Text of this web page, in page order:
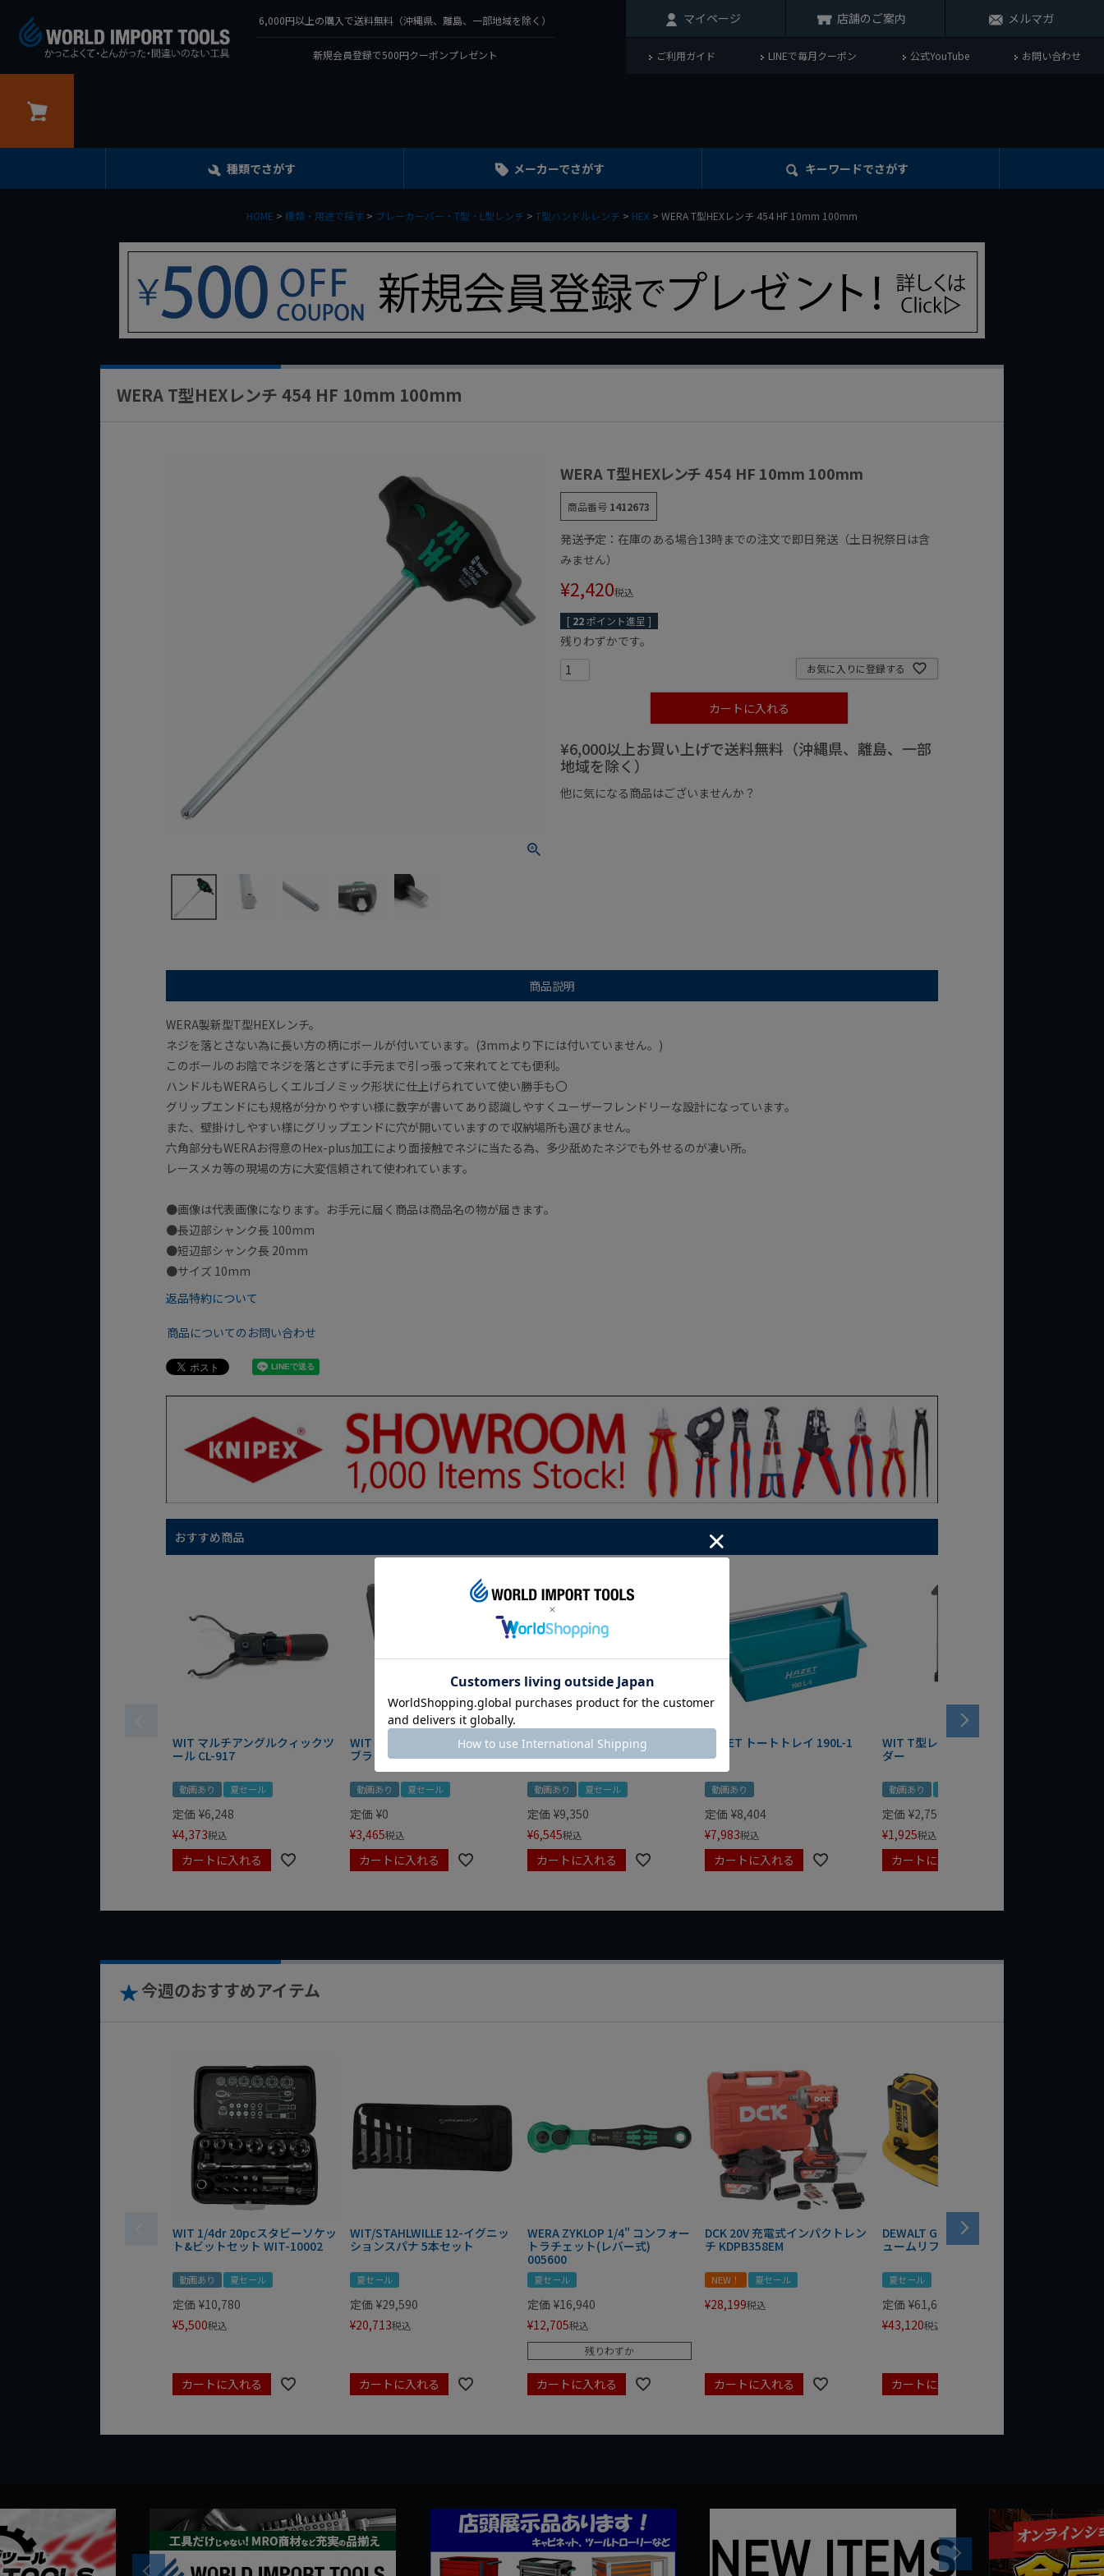
6,000円以上の購入で送料無料（沖縄県、離島、一部地域を除く）
新規会員登録で500円クーポンプレゼント
マイページ 店舗のご案内 メルマガ
ご利用ガイド LINEで毎月クーポン 公式YouTube お問い合わせ
種類でさがす メーカーでさがす キーワードでさがす
HOME 種類・用途で探す ブレーカーバー・T型・L型レンチ T型ハンドルレンチ HEX WERA T型HEXレンチ 454 HF 10mm 100mm
WERA T型HEXレンチ 454 HF 10mm 100mm
WERA T型HEXレンチ 454 HF 10mm 100mm
商品番号 1412673
発送予定：在庫のある場合13時までの注文で即日発送（土日祝祭日は含
みません）
¥2,420税込
[ 22ポイント進呈 ]
残りわずかです。
お気に入りに登録する
カートに入れる
¥6,000以上お買い上げで送料無料（沖縄県、離島、一部
地域を除く）
他に気になる商品はございませんか？
商品説明
WERA製新型T型HEXレンチ。
ネジを落とさない為に長い方の柄にボールが付いています。(3mmより下には付いていません。)
このボールのお陰でネジを落とさずに手元まで引っ張って来れてとても便利。
ハンドルもWERAらしくエルゴノミック形状に仕上げられていて使い勝手も〇
グリップエンドにも規格が分かりやすい様に数字が書いてあり認識しやすくユーザーフレンドリーな設計になっています。
また、壁掛けしやすい様にグリップエンドに穴が開いていますので収納場所も選びません。
六角部分もWERAお得意のHex-plus加工により面接触でネジに当たる為、多少舐めたネジでも外せるのが凄い所。
レースメカ等の現場の方に大変信頼されて使われています。
●画像は代表画像になります。お手元に届く商品は商品名の物が届きます。
●長辺部シャンク長 100mm
●短辺部シャンク長 20mm
●サイズ 10mm
返品特約について
商品についてのお問い合わせ
おすすめ商品
WIT マルチアングルクィックツ
ール CL-917
動画あり 夏セール
定価 ¥6,248
¥4,373税込
カートに入れる
WIT マグネットツールマット
ブラック
動画あり 夏セール
定価 ¥0
¥3,465税込
カートに入れる
クニペックス コブラ クイック
セット 8721-250 KNIPEX
動画あり 夏セール
定価 ¥9,350
¥6,545税込
カートに入れる
HAZET トートトレイ 190L-1
動画あり
定価 ¥8,404
¥7,983税込
カートに入れる
WIT T型レンチマグネットホル
ダー
動画あり
定価 ¥2,750
¥1,925税込
カートに入れる
今週のおすすめアイテム
WIT 1/4dr 20pcスタビーソケッ
ト&ビットセット WIT-10002
動画あり 夏セール
定価 ¥10,780
¥5,500税込
カートに入れる
WIT/STAHLWILLE 12-イグニッ
ションスパナ 5本セット
夏セール
定価 ¥29,590
¥20,713税込
カートに入れる
WERA ZYKLOP 1/4" コンフォー
トラチェット(レバー式)
005600
夏セール
定価 ¥16,940
¥12,705税込
残りわずか
カートに入れる
DCK 20V 充電式インパクトレン
チ KDPB358EM
NEW！ 夏セール
¥28,199税込
カートに入れる
DEWALT GRABO 18V電動バキ
ュームリフター DCE590N-XJ
夏セール
定価 ¥61,600
¥43,120税込
カートに入れる
Previous
Next